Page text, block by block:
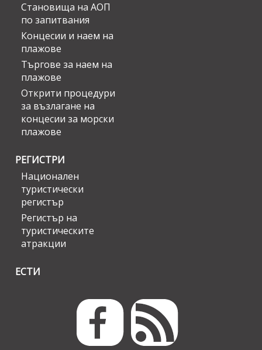
Становища на АОП
по запитвания
Концесии и наем на
плажове
Търгове за наем на
плажове
Открити процедури
за възлагане на
концесии за морски
плажове
РЕГИСТРИ
Национален
туристически
регистър
Регистър на
туристическите
атракции
ЕСТИ